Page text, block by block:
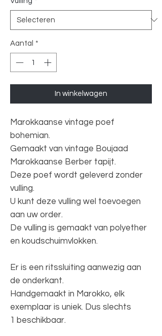
Aantal *
In winkelwagen
Marokkaanse vintage poef
bohemian.
Gemaakt van vintage Boujaad
Marokkaanse Berber tapijt.
Deze poef wordt geleverd zonder
vulling.
U kunt deze vulling wel toevoegen
aan uw order.
De vulling is gemaakt van polyether
en koudschuimvlokken.
Er is een ritssluiting aanwezig aan
de onderkant.
Handgemaakt in Marokko, elk
exemplaar is uniek. Dus slechts
1 beschikbaar.